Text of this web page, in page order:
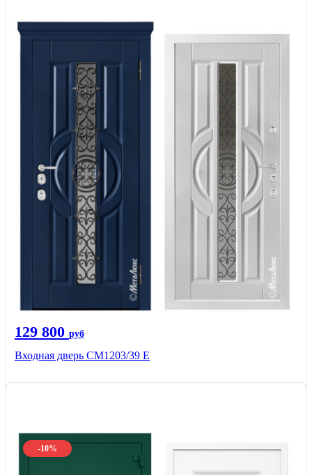
129 800 руб
Входная дверь СМ1203/39 E
-10%